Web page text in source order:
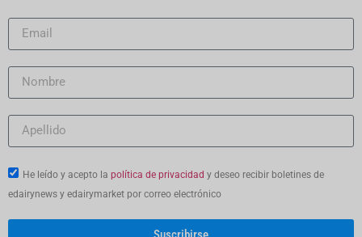
He leído y acepto la política de privacidad y deseo recibir boletines de
edairynews y edairymarket por correo electrónico